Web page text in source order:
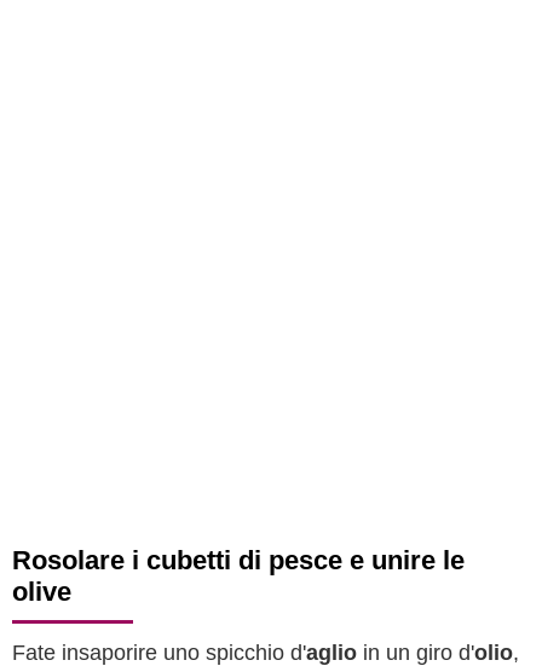
Rosolare i cubetti di pesce e unire le
olive
Fate insaporire uno spicchio d'aglio in un giro d'olio,